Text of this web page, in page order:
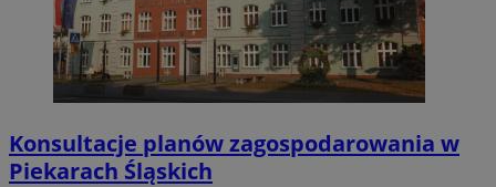
Konsultacje planów zagospodarowania w
Piekarach Śląskich